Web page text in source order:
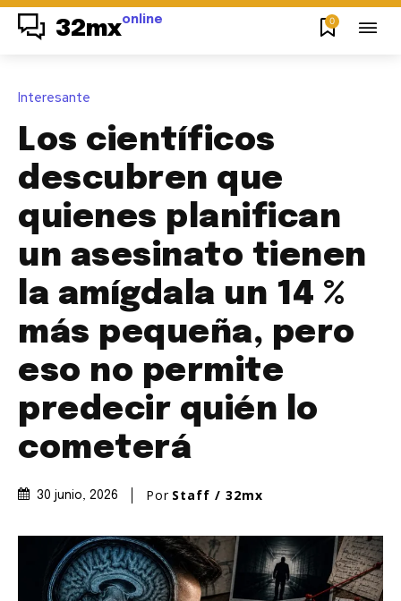
32mxonline 0
Interesante
Los científicos
descubren que
quienes planifican
un asesinato tienen
la amígdala un 14 %
más pequeña, pero
eso no permite
predecir quién lo
cometerá
30 junio, 2026 Por Staff / 32mx